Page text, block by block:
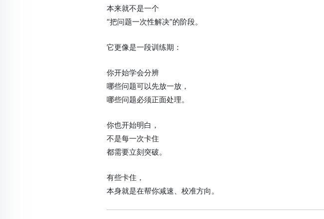
本来就不是一个
“把问题一次性解决”的阶段。
它更像是一段训练期：
你开始学会分辨
哪些问题可以先放一放，
哪些问题必须正面处理。
你也开始明白，
不是每一次卡住
都需要立刻突破。
有些卡住，
本身就是在帮你减速、校准方向。